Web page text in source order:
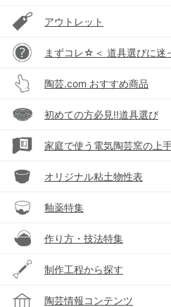
アウトレット
まずコレ☆＜ 道具選びに迷
陶芸.com おすすめ商品
初めての方必見!!道具選び
家庭で使う電気陶芸窯の上
オリジナル粘土物性表
釉薬特集
作り方・技法特集
制作工程から探す
陶芸情報コンテンツ